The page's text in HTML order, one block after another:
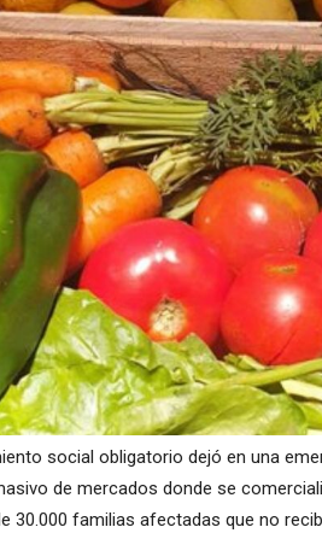
social obligatorio dejó en una
de mercados donde se
30.000 familias afectadas que no